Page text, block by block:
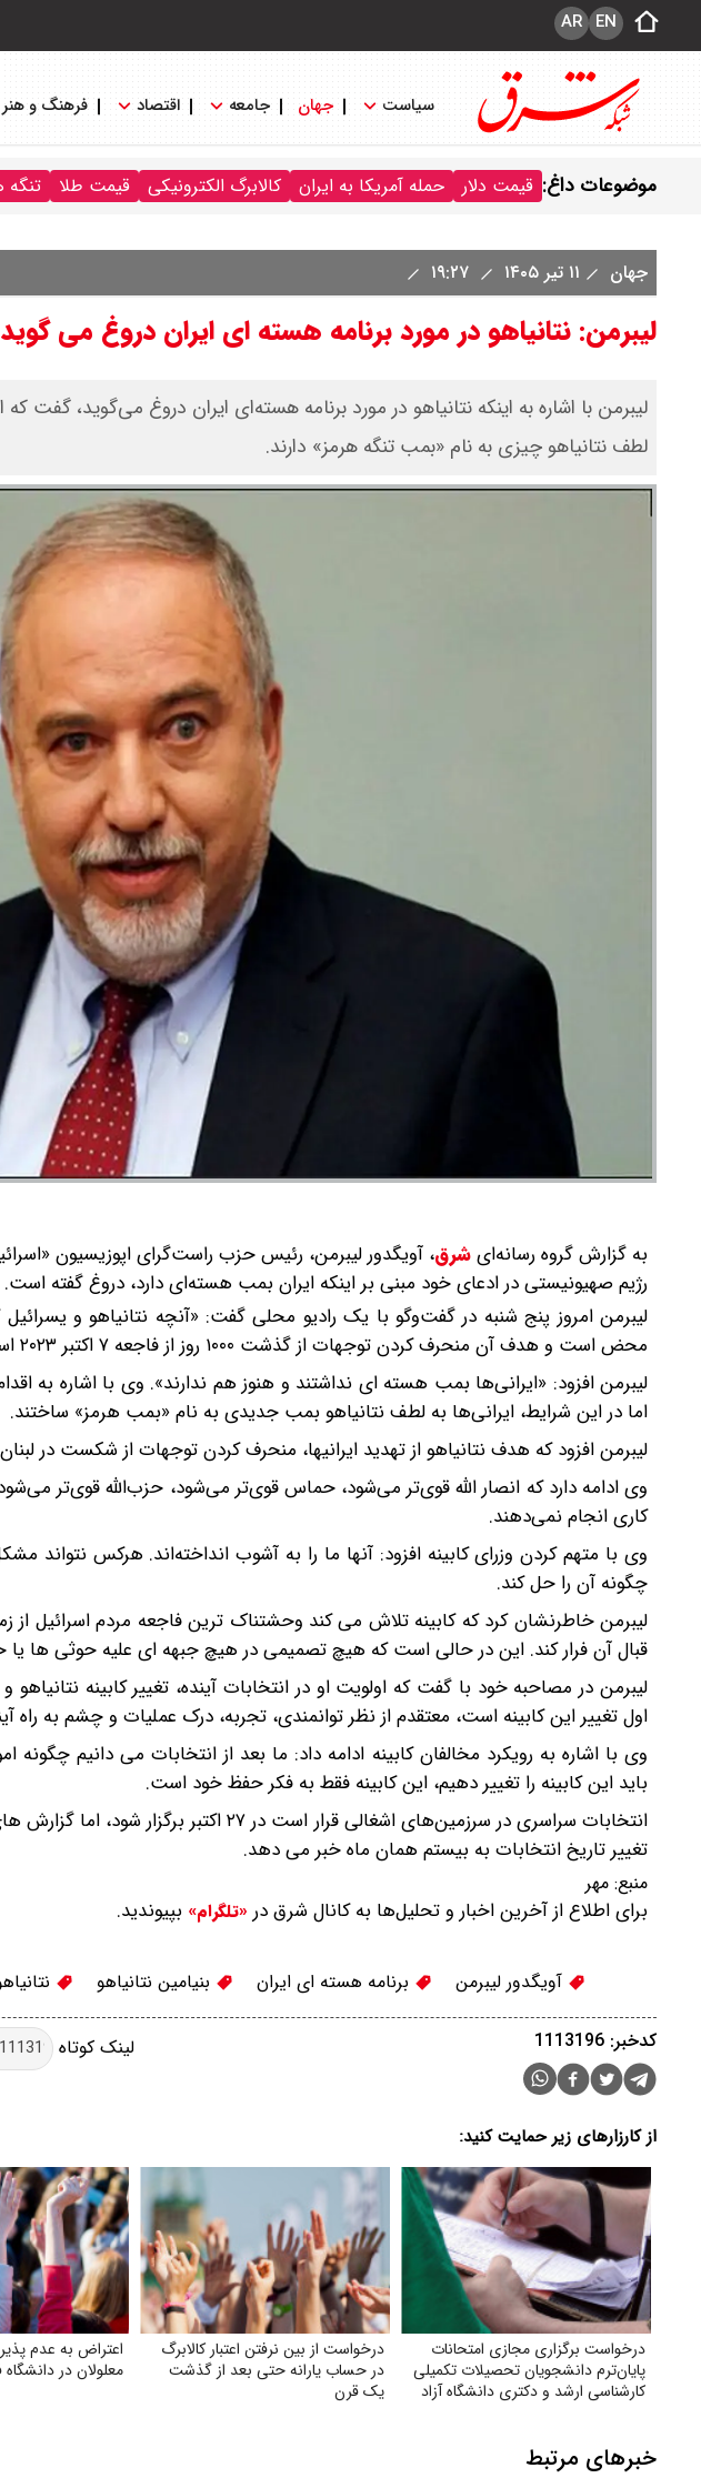
EN
AR
سیاست جهان جامعه اقتصاد فرهنگ و هنر
موضوعات داغ: قیمت دلار حمله آمریکا به ایران کالابرگ الکترونیکی قیمت طلا تنگه
جهان ۱۱ تیر ۱۴۰۵
لیبرمن: نتانیاهو در مورد برنامه هسته ای ایران دروغ می گوید
لیبرمن با اشاره به اینکه نتانیاهو در مورد برنامه هسته‌ای ایران دروغ می‌گوید، گفت
لطف نتانیاهو چیزی به نام «بمب تنگه هرمز» دارند.
به گزارش گروه رسانه‌ایشرق، آویگدور لیبرمن، رئیس حزب راست‌گرای اپوزیسیون
رژیم صهیونیستی در ادعای خود مبنی بر اینکه ایران بمب هسته‌ای دارد، دروغ گفته است.
لیبرمن امروز پنج شنبه در گفت‌وگو با یک رادیو محلی گفت: «آنچه نتانیاهو و
محض است و هدف آن منحرف کردن توجهات از گذشت ۱۰۰۰ روز از فاجعه ۷ اکتبر ۲۰۲۳ است.»
لیبرمن افزود: «ایرانی‌ها بمب هسته ای نداشتند و هنوز هم ندارند». وی با اشاره به
اما در این شرایط، ایرانی‌ها به لطف نتانیاهو بمب جدیدی به نام «بمب هرمز» ساختند.
لیبرمن افزود که هدف نتانیاهو از تهدید ایرانیها، منحرف کردن توجهات از شکست در
وی ادامه دارد که انصار الله قوی‌تر می‌شود، حماس قوی‌تر می‌شود، حزب‌الله قوی‌تر
کاری انجام نمی‌دهند.
وی با متهم کردن وزرای کابینه افزود: آنها ما را به آشوب انداخته‌اند. هرکس نتواند
چگونه آن را حل کند.
لیبرمن خاطرنشان کرد که کابینه تلاش می کند وحشتناک ترین فاجعه مردم اسرائیل
قبال آن فرار کند. این در حالی است که هیچ تصمیمی در هیچ جبهه ای علیه حوثی ها یا
لیبرمن در مصاحبه خود با گفت که اولویت او در انتخابات آینده، تغییر کابینه
اول تغییر این کابینه است، معتقدم از نظر توانمندی، تجربه، درک عملیات و چشم به راه
وی با اشاره به رویکرد مخالفان کابینه ادامه داد: ما بعد از انتخابات می دانیم
باید این کابینه را تغییر دهیم، این کابینه فقط به فکر حفظ خود است.
انتخابات سراسری در سرزمین‌های اشغالی قرار است
تغییر تاریخ انتخابات به بیستم همان ماه خبر می دهد.
منبع: مهر
برای اطلاع از آخرین اخبار و تحلیل‌ها به کانال شرق در «تلگرام» بپیوندید.
آویگدور لیبرمن برنامه هسته ای ایران بنیامین نتانیاهو
لینک کوتاه کدخبر: 1113196
از کارزارهای زیر حمایت کنید:
درخواست برگزاری مجازی امتحانات
پایان‌ترم دانشجویان تحصیلات تکمیلی
کارشناسی ارشد و دکتری دانشگاه آزاد
درخواست از بین نرفتن اعتبار کالابرگ
در حساب یارانه حتی بعد از گذشت
یک قرن
اعتراض به عدم
معلولان در دانشگاه
خبرهای مرتبط